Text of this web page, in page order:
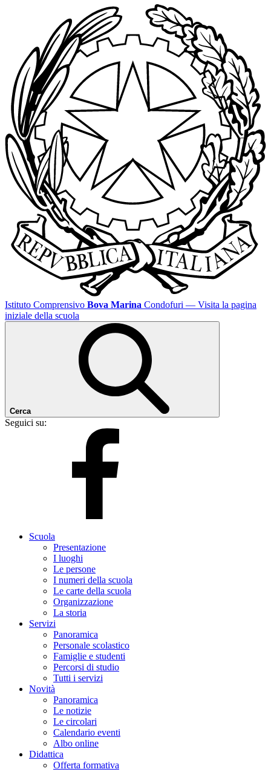
Istituto Comprensivo Bova Marina Condofuri — Visita la pagina
iniziale della scuola
Cerca
Seguici su:
Scuola
Presentazione
I luoghi
Le persone
I numeri della scuola
Le carte della scuola
Organizzazione
La storia
Servizi
Panoramica
Personale scolastico
Famiglie e studenti
Percorsi di studio
Tutti i servizi
Novità
Panoramica
Le notizie
Le circolari
Calendario eventi
Albo online
Didattica
Offerta formativa